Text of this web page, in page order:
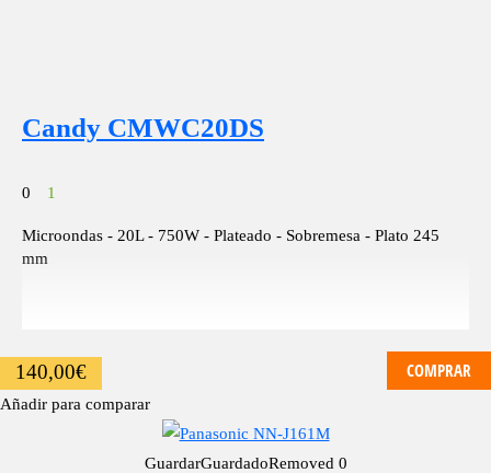
Candy CMWC20DS
0 1
Microondas - 20L - 750W - Plateado - Sobremesa - Plato 245
mm
140,00€ COMPRAR
Añadir para comparar
GuardarGuardadoRemoved 0